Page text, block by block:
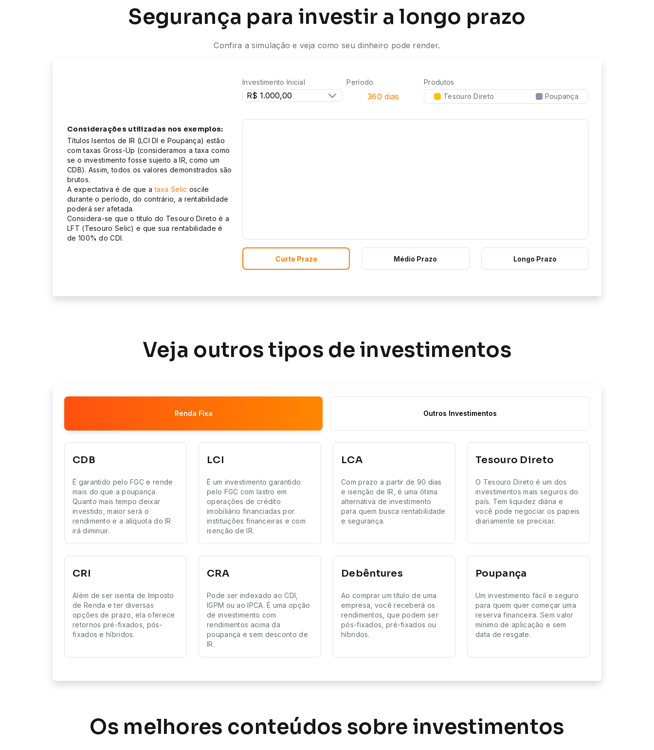
Segurança para investir a longo prazo
Confira a simulação e veja como seu dinheiro pode render.
Considerações utilizadas nos exemplos:
Títulos Isentos de IR (LCI DI e Poupança) estão
com taxas Gross-Up (consideramos a taxa como
se o investimento fosse sujeito a IR, como um
CDB). Assim, todos os valores demonstrados são
brutos.
A expectativa é de que ataxa Selic oscile
durante o período, do contrário, a rentabilidade
poderá ser afetada.
Considera-se que o título do Tesouro Direto é a
LFT (Tesouro Selic) e que sua rentabilidade é
de 100% do CDI.
Investimento Inicial Período
360 dias
Produtos
Tesouro Direto
Poupança
Curto Prazo Médio Prazo Longo Prazo
Veja outros tipos de investimentos
Renda Fixa Outros Investimentos
CDB
É garantido pelo FGC e rende
mais do que a poupança.
Quanto mais tempo deixar
investido, maior será o
rendimento e a alíquota do IR
irá diminuir.
LCI
É um investimento garantido
pelo FGC com lastro em
operações de crédito
imobiliário financiadas por
instituições financeiras e com
isenção de IR.
LCA
Com prazo a partir de 90 dias
e isenção de IR, é uma ótima
alternativa de investimento
para quem busca rentabilidade
e segurança.
Tesouro Direto
O Tesouro Direto é um dos
investimentos mais seguros do
país. Tem liquidez diária e
você pode negociar os papeis
diariamente se precisar.
CRI
Além de ser isenta de Imposto
de Renda e ter diversas
opções de prazo, ela oferece
retornos pré-fixados, pós-
fixados e híbridos.
CRA
Pode ser indexado ao CDI,
IGPM ou ao IPCA. É uma opção
de investimento com
rendimentos acima da
poupança e sem desconto de
IR.
Debêntures
Ao comprar um título de uma
empresa, você receberá os
rendimentos, que podem ser
pós-fixados, pré-fixados ou
híbridos.
Poupança
Um investimento fácil e seguro
para quem quer começar uma
reserva financeira. Sem valor
mínimo de aplicação e sem
data de resgate.
Os melhores conteúdos sobre investimentos